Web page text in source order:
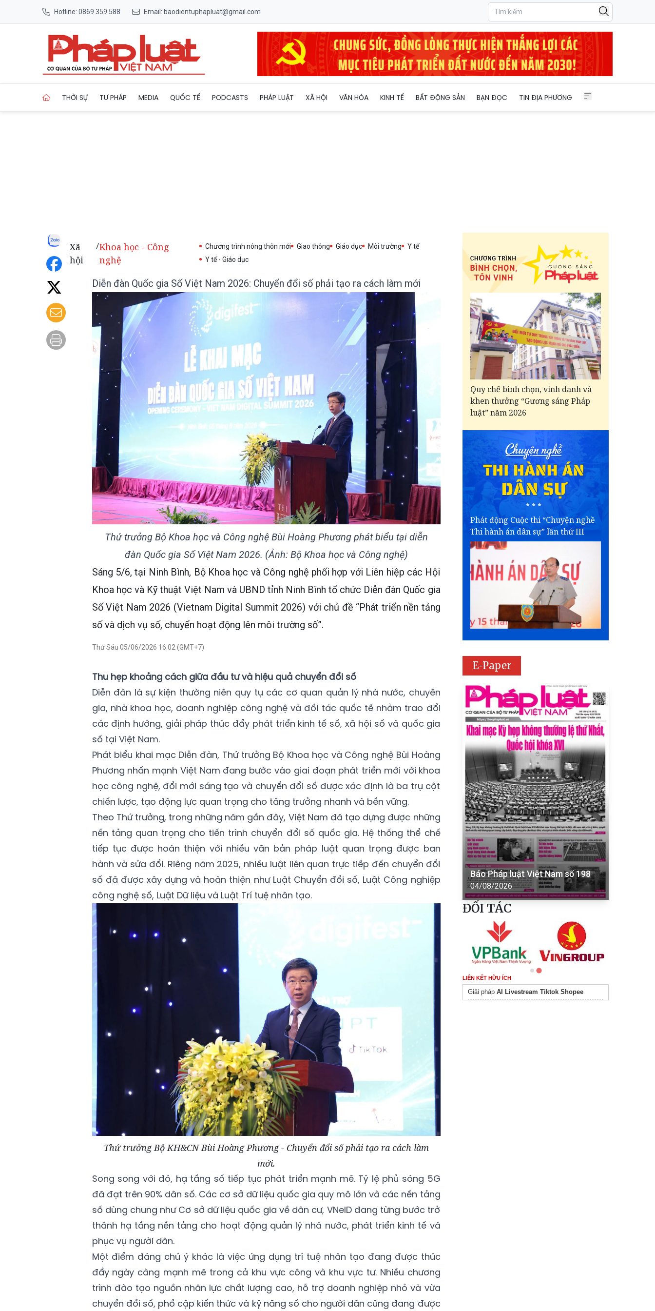
Hotline: 0869 359 588 Email: baodientuphapluat@gmail.com
THỜI SỰ TƯ PHÁP MEDIA QUỐC TẾ PODCASTS PHÁP LUẬT XÃ HỘI VĂN HÓA KINH TẾ BẤT ĐỘNG SẢN BẠN ĐỌC TIN ĐỊA PHƯƠNG
Xã
hội
/Khoa học - Công
nghệ
Chương trình nông thôn mới Giao thông Giáo dục Môi trường
Y tế
Y tế - Giáo dục
Diễn đàn Quốc gia Số Việt Nam 2026: Chuyển đổi số phải tạo ra cách làm mới
Thứ trưởng Bộ Khoa học và Công nghệ Bùi Hoàng Phương phát biểu tại diễn
đàn Quốc gia Số Việt Nam 2026. (Ảnh: Bộ Khoa học và Công nghệ)
Sáng 5/6, tại Ninh Bình, Bộ Khoa học và Công nghệ phối hợp với Liên hiệp các Hội
Khoa học và Kỹ thuật Việt Nam và UBND tỉnh Ninh Bình tổ chức Diễn đàn Quốc gia
Số Việt Nam 2026 (Vietnam Digital Summit 2026) với chủ đề “Phát triển nền tảng
số và dịch vụ số, chuyển hoạt động lên môi trường số”.
Thứ Sáu 05/06/2026 16:02 (GMT+7)
Thu hẹp khoảng cách giữa đầu tư và hiệu quả chuyển đổi số
Diễn đàn là sự kiện thường niên quy tụ các cơ quan quản lý nhà nước, chuyên
gia, nhà khoa học, doanh nghiệp công nghệ và đối tác quốc tế nhằm trao đổi
các định hướng, giải pháp thúc đẩy phát triển kinh tế số, xã hội số và quốc gia
số tại Việt Nam.
Phát biểu khai mạc Diễn đàn, Thứ trưởng Bộ Khoa học và Công nghệ Bùi Hoàng
Phương nhấn mạnh Việt Nam đang bước vào giai đoạn phát triển mới với khoa
học công nghệ, đổi mới sáng tạo và chuyển đổi số được xác định là ba trụ cột
chiến lược, tạo động lực quan trọng cho tăng trưởng nhanh và bền vững.
Theo Thứ trưởng, trong những năm gần đây, Việt Nam đã tạo dựng được những
nền tảng quan trọng cho tiến trình chuyển đổi số quốc gia. Hệ thống thể chế
tiếp tục được hoàn thiện với nhiều văn bản pháp luật quan trọng được ban
hành và sửa đổi. Riêng năm 2025, nhiều luật liên quan trực tiếp đến chuyển đổi
số đã được xây dựng và hoàn thiện như Luật Chuyển đổi số, Luật Công nghiệp
công nghệ số, Luật Dữ liệu và Luật Trí tuệ nhân tạo.
Thứ trưởng Bộ KH&CN Bùi Hoàng Phương - Chuyển đổi số phải tạo ra cách làm
mới.
Song song với đó, hạ tầng số tiếp tục phát triển mạnh mẽ. Tỷ lệ phủ sóng 5G
đã đạt trên 90% dân số. Các cơ sở dữ liệu quốc gia quy mô lớn và các nền tảng
số dùng chung như Cơ sở dữ liệu quốc gia về dân cư, VNeID đang từng bước trở
thành hạ tầng nền tảng cho hoạt động quản lý nhà nước, phát triển kinh tế và
phục vụ người dân.
Một điểm đáng chú ý khác là việc ứng dụng trí tuệ nhân tạo đang được thúc
đẩy ngày càng mạnh mẽ trong cả khu vực công và khu vực tư. Nhiều chương
trình đào tạo nguồn nhân lực chất lượng cao, hỗ trợ doanh nghiệp nhỏ và vừa
chuyển đổi số, phổ cập kiến thức và kỹ năng số cho người dân cũng đang được
Quy chế bình chọn, vinh danh và
khen thưởng “Gương sáng Pháp
luật” năm 2026
Phát động Cuộc thi “Chuyện nghề
Thi hành án dân sự” lần thứ III
E-Paper
Báo Pháp luật Việt Nam số 198
04/08/2026
ĐỐI TÁC
LIÊN KẾT HỮU ÍCH
Giải pháp AI Livestream Tiktok Shopee